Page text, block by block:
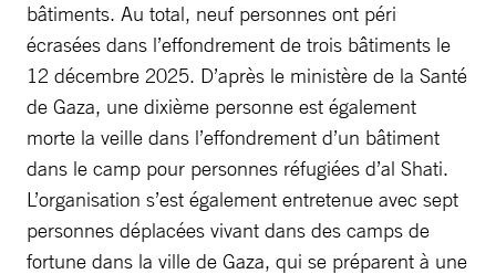
bâtiments. Au total, neuf personnes ont péri
écrasées dans l’effondrement de trois bâtiments le
12 décembre 2025. D’après le ministère de la Santé
de Gaza, une dixième personne est également
morte la veille dans l’effondrement d’un bâtiment
dans le camp pour personnes réfugiées d’al Shati.
L’organisation s’est également entretenue avec sept
personnes déplacées vivant dans des camps de
fortune dans la ville de Gaza, qui se préparent à une